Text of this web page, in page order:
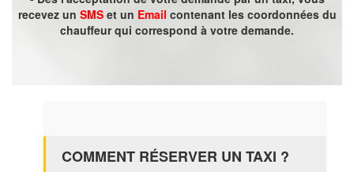
recevez un SMSet un Email contenant les coordonnées du
chauffeur qui correspond à votre demande.
COMMENT RÉSERVER UN TAXI ?